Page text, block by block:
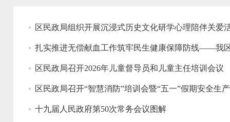
区民政局组织开展沉浸式历史文化研学心理陪伴关爱
扎实推进无偿献血工作筑牢民生健康保障防线——我
区民政局召开2026年儿童督导员和儿童主任培训会议
区民政局召开“智慧消防”培训会暨“五一”假期安全生
十九届人民政府第50次常务会议图解